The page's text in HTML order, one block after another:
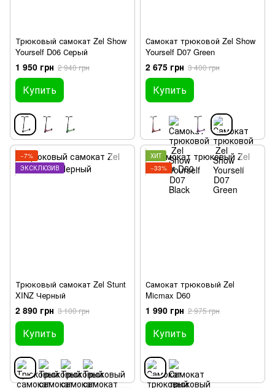
Трюковый самокат Zel Show
Yourself D06 Серый
1 950 грн 2 940 грн
Купить
Самокат трюковой Zel Show
Yourself D07 Green
2 675 грн 3 400 грн
Купить
−7%
ЭКСКЛЮЗИВ
Трюковый самокат Zel Stunt
XINZ Черный
2 890 грн 3 100 грн
Купить
ХИТ
−33%
Самокат трюковый Zel
Micmax D60
1 990 грн 2 975 грн
Купить